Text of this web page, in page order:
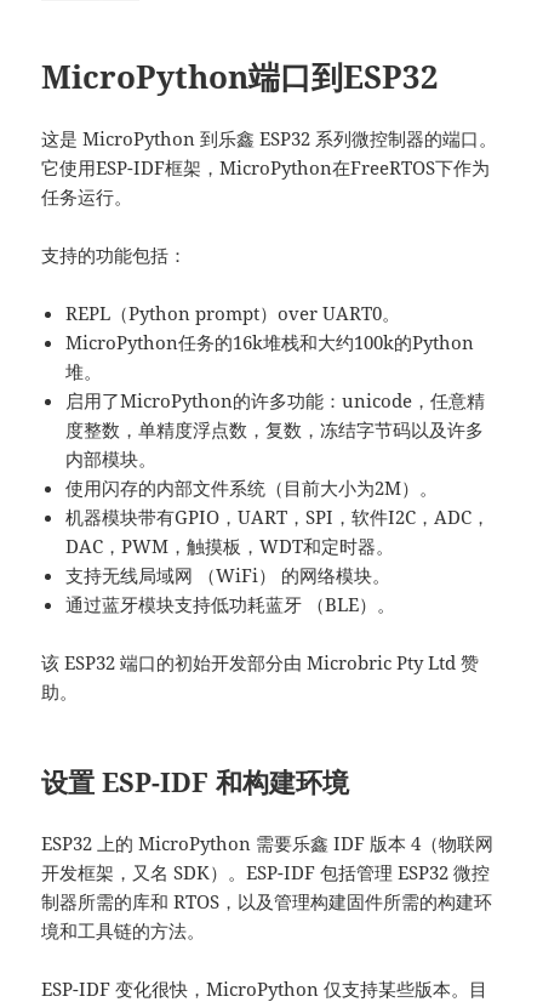
MicroPython端口到ESP32
这是 MicroPython 到乐鑫 ESP32 系列微控制器的端口。
它使用ESP-IDF框架，MicroPython在FreeRTOS下作为
任务运行。
支持的功能包括：
REPL（Python prompt）over UART0。
MicroPython任务的16k堆栈和大约100k的Python
堆。
启用了MicroPython的许多功能：unicode，任意精
度整数，单精度浮点数，复数，冻结字节码以及许多
内部模块。
使用闪存的内部文件系统（目前大小为2M）。
机器模块带有GPIO，UART，SPI，软件I2C，ADC，
DAC，PWM，触摸板，WDT和定时器。
支持无线局域网 （WiFi） 的网络模块。
通过蓝牙模块支持低功耗蓝牙 （BLE）。
该 ESP32 端口的初始开发部分由 Microbric Pty Ltd 赞
助。
设置 ESP-IDF 和构建环境
ESP32 上的 MicroPython 需要乐鑫 IDF 版本 4（物联网
开发框架，又名 SDK）。ESP-IDF 包括管理 ESP32 微控
制器所需的库和 RTOS，以及管理构建固件所需的构建环
境和工具链的方法。
ESP-IDF 变化很快，MicroPython 仅支持某些版本。目